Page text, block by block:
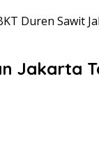
Duren Sawit
Jakarta